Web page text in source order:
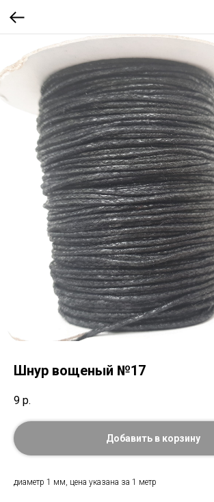
Шнур вощеный №17
9 р.
Добавить в корзину
диаметр 1 мм, цена указана за 1 метр